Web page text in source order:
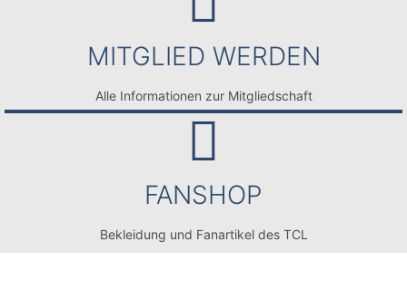
MITGLIED WERDEN
Alle Informationen zur Mitgliedschaft
FANSHOP
Bekleidung und Fanartikel des TCL